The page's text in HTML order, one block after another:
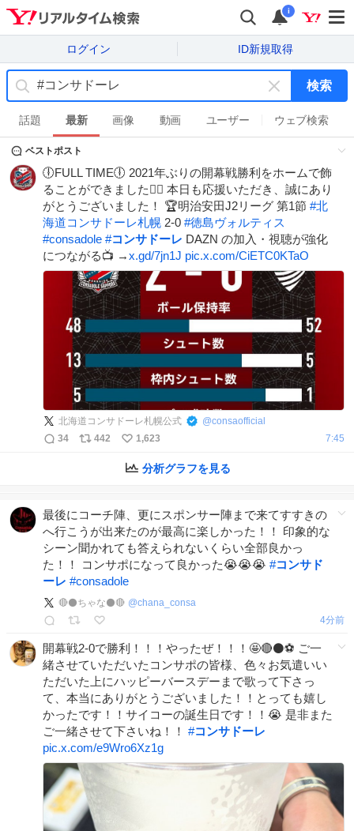
i
ログイン ID新規取得
キ
ー
ワ
ド
を
消
す
検索
話題 最新 画像 動画 ユーザー ウェブ検索
ベストポスト
🕕FULL TIME🕕 2021年ぶりの開幕戦勝利をホームで飾
ることができました❤️‍🔥 本日も応援いただき、誠にあり
がとうございました！ 🏆明治安田J2リーグ 第1節 #北
海道コンサドーレ札幌 2-0 #徳島ヴォルティス
#consadole #コンサドーレ DAZN の加入・視聴が強化
につながる📺 →x.gd/7jn1J pic.x.com/CiETC0KTaO
北海道コンサドーレ札幌公式 @consaofficial
34
442 1,623 7:45
分析グラフを見る
最後にコーチ陣、更にスポンサー陣まで来てすすきの
へ行こうが出来たのが最高に楽しかった！！ 印象的な
シーン聞かれても答えられないくらい全部良かっ
た！！ コンサポになって良かった😭😭😭 #コンサド
ーレ #consadole
🔴⚫️ちゃな⚫️🔴 @chana_consa
4分前
開幕戦2-0で勝利！！！やったぜ！！！🤩🔴⚫️⚽️ ご一
緒させていただいたコンサポの皆様、色々お気遣いい
ただいた上にハッピーバースデーまで歌って下さっ
て、本当にありがとうございました！！とっても嬉し
かったです！！サイコーの誕生日です！！😭 是非また
ご一緒させて下さいね！！ #コンサドーレ
pic.x.com/e9Wro6Xz1g